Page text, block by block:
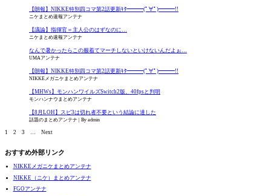
【朗報】NIKKE特別四コマ第2話更新ｷﾀ━━━(ﾟ∀ﾟ)━━━!!
ニケまとめ速報アンテナ
【議論】指揮官＝主人公のはずなのに…
ニケまとめ速報アンテナ
なんで暑かったらこの服着てマーチしないといけないんだよぉ…
UMAアンテナ
【朗報】NIKKE特別四コマ第2話更新ｷﾀ━━━(ﾟ∀ﾟ)━━━!!
NIKKEメガニケまとめアンテナ
【MHWs】モンハンワイルズSwitch2版、40fpsと判明
モンハンナウまとめアンテナ
【8月LOH】スピ3は切れ者不要という結論に達した
話題のまとめアンテナ By admin
1 2 3 … Next
おすすめ外部リンク
NIKKEメガニケまとめアンテナ
NIKKE（ニケ）まとめアンテナ
FGOアンテナ